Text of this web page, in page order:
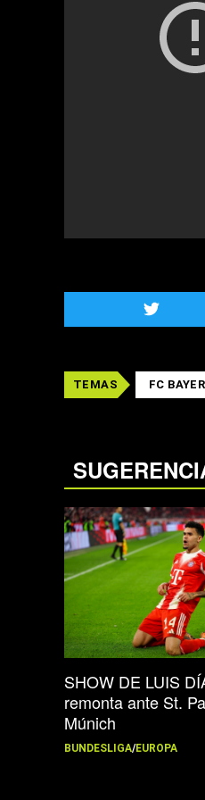
TEMAS FC
SHOW DE LUIS
remonta ante St.
Múnich
BUNDESLIGA/EUROPA